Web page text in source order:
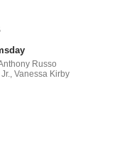
Russo
Vanessa Kirby